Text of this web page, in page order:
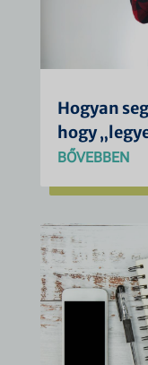
Hogyan
hogy
BŐVEBBEN